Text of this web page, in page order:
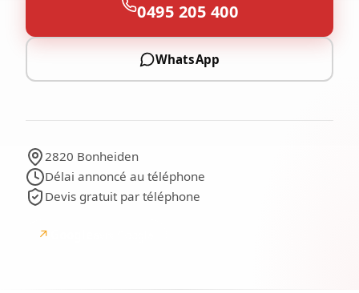
0495 205 400
WhatsApp
2820 Bonheiden
Délai annoncé au téléphone
Devis gratuit par téléphone
↗